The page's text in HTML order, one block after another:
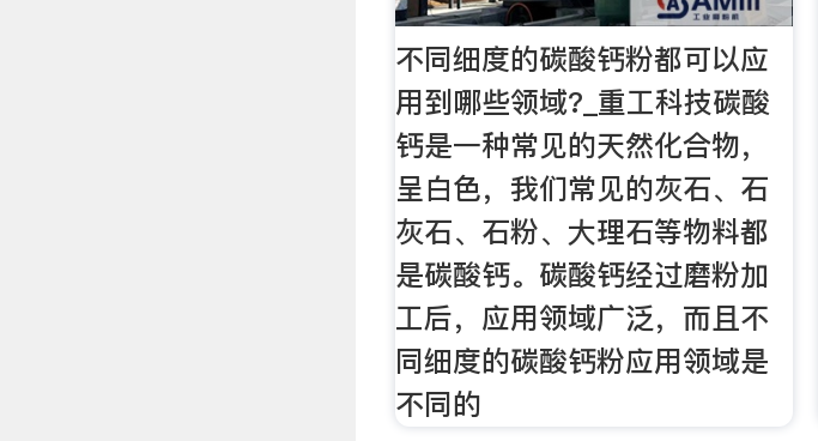
不同细度的碳酸钙粉都可以应
用到哪些领域?_重工科技碳酸
钙是一种常见的天然化合物，
呈白色，我们常见的灰石、石
灰石、石粉、大理石等物料都
是碳酸钙。碳酸钙经过磨粉加
工后，应用领域广泛，而且不
同细度的碳酸钙粉应用领域是
不同的